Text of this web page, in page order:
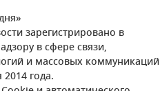
зарегистрировано в
в сфере связи,
и массовых коммуникаций
года.